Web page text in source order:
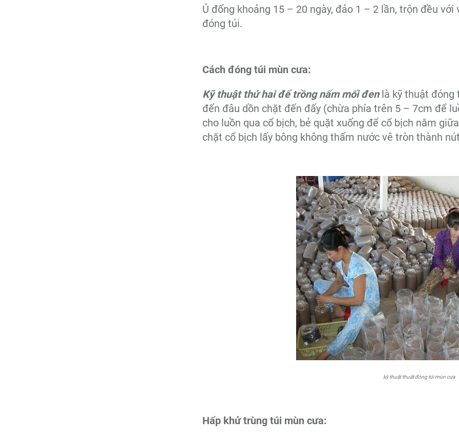
Ủ đống khoảng 15 – 20 ngày, đảo 1 – 2 lần, trộn đều
đóng túi.
Cách đóng túi mùn cưa:
Kỹ thuật thứ hai để trồng nấm mối đenlà kỹ thuật đóng
đến đâu dồn chặt đến đấy (chừa phía trên 5 – 7cm để
cho luồn qua cổ bịch, bẻ quặt xuống để cổ bịch nằm
chặt cổ bịch lấy bông không thấm nước vê tròn thành
kỹ thuật thuật đóng túi mùn cưa
Hấp khử trùng túi mùn cưa: